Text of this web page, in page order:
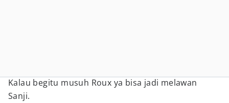
Kalau begitu musuh Roux ya bisa jadi melawan
Sanji.